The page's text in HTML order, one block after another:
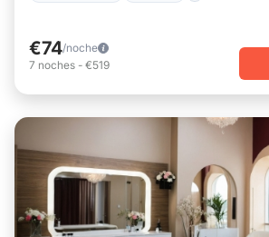
€74/noche
7 noches - €519